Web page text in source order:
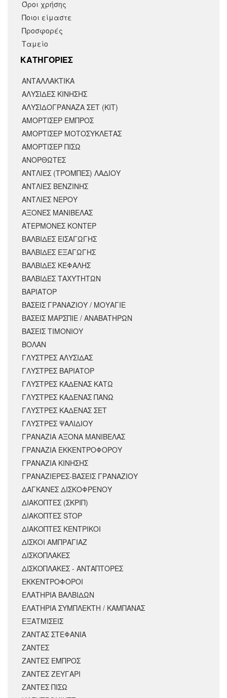
Όροι χρήσης
Ποιοι είμαστε
Προσφορές
Ταμείο
KΑΤΗΓΟΡΙΕΣ
ΑΝΤΑΛΛΑΚΤΙΚΆ
ΑΛΥΣΙΔΕΣ ΚΙΝΗΣΗΣ
ΑΛΥΣΙΔΟΓΡΑΝΑΖΑ ΣΕΤ (ΚΙΤ)
ΑΜΟΡΤΙΣΕΡ ΕΜΠΡΟΣ
ΑΜΟΡΤΙΣΈΡ ΜΟΤΟΣΥΚΛΈΤΑΣ
ΑΜΟΡΤΙΣΕΡ ΠΙΣΩ
ΑΝΟΡΘΩΤΕΣ
ΑΝΤΛΙΕΣ (ΤΡΟΜΠΕΣ) ΛΑΔΙΟΥ
ΑΝΤΛΙΕΣ ΒΕΝΖΙΝΗΣ
ΑΝΤΛΙΕΣ ΝΕΡΟΥ
ΑΞΟΝΕΣ ΜΑΝΙΒΕΛΑΣ
ΑΤΕΡΜΟΝΕΣ ΚΟΝΤΕΡ
ΒΑΛΒΙΔΕΣ ΕΙΣΑΓΩΓΗΣ
ΒΑΛΒΙΔΕΣ ΕΞΑΓΩΓΗΣ
ΒΑΛΒΙΔΕΣ ΚΕΦΑΛΗΣ
ΒΑΛΒΙΔΕΣ ΤΑΧΥΤΗΤΩΝ
ΒΑΡΙΑΤΟΡ
ΒΑΣΕΙΣ ΓΡΑΝΑΖΙΟΥ / ΜΟΥΑΓΙΕ
ΒΑΣΕΙΣ ΜΑΡΣΠΙΕ / ΑΝΑΒΑΤΗΡΩΝ
ΒΑΣΕΙΣ ΤΙΜΟΝΙΟΥ
ΒΟΛΑΝ
ΓΛΥΣΤΡΕΣ ΑΛΥΣΙΔΑΣ
ΓΛΥΣΤΡΕΣ ΒΑΡΙΑΤΟΡ
ΓΛΥΣΤΡΕΣ ΚΑΔΕΝΑΣ ΚΑΤΩ
ΓΛΥΣΤΡΕΣ ΚΑΔΕΝΑΣ ΠΑΝΩ
ΓΛΥΣΤΡΕΣ ΚΑΔΕΝΑΣ ΣΕΤ
ΓΛΥΣΤΡΕΣ ΨΑΛΙΔΙΟΥ
ΓΡΑΝΑΖΙΑ ΑΞΟΝΑ ΜΑΝΙΒΕΛΑΣ
ΓΡΑΝΑΖΙΑ ΕΚΚΕΝΤΡΟΦΟΡΟΥ
ΓΡΑΝΑΖΙΑ ΚΙΝΗΣΗΣ
ΓΡΑΝΑΖΙΕΡΕΣ-ΒΑΣΕΙΣ ΓΡΑΝΑΖΙΟΥ
ΔΑΓΚΑΝΕΣ ΔΙΣΚΟΦΡΕΝΟΥ
ΔΙΑΚΟΠΤΕΣ (ΣΚΡΙΠ)
ΔΙΑΚΟΠΤΕΣ STOP
ΔΙΑΚΟΠΤΕΣ ΚΕΝΤΡΙΚΟΙ
ΔΙΣΚΟΙ ΑΜΠΡΑΓΙΑΖ
ΔΙΣΚΟΠΛΑΚΕΣ
ΔΙΣΚΟΠΛΑΚΕΣ - ΑΝΤΑΠΤΟΡΕΣ
ΕΚΚΕΝΤΡΟΦΟΡΟΙ
ΕΛΑΤΗΡΙΑ ΒΑΛΒΙΔΩΝ
ΕΛΑΤΗΡΙΑ ΣΥΜΠΛΕΚΤΗ / ΚΑΜΠΑΝΑΣ
ΕΞΑΤΜΙΣΕΙΣ
ΖΑΝΤΑΣ ΣΤΕΦΑΝΙΑ
ΖΑΝΤΕΣ
ΖΑΝΤΕΣ ΕΜΠΡΟΣ
ΖΑΝΤΕΣ ΖΕΥΓΑΡΙ
ΖΑΝΤΕΣ ΠΙΣΩ